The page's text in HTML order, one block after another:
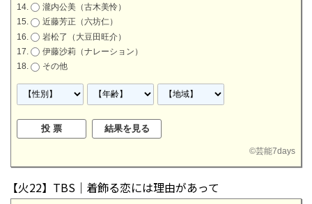
瀧内公美（古木美怜）
近藤芳正（六坊仁）
岩松了（大豆田旺介）
伊藤沙莉（ナレーション）
その他
©芸能7days
【火22】TBS｜着飾る恋には理由があって